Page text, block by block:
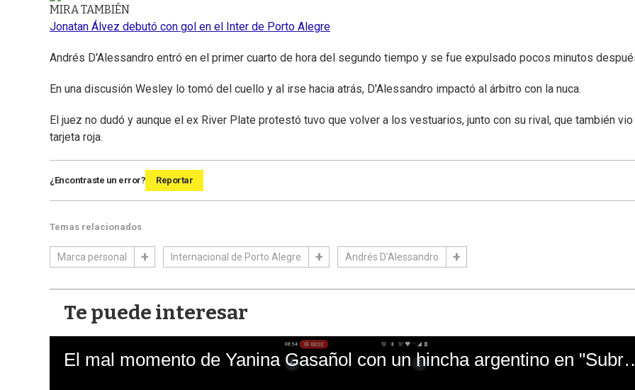
MIRA TAMBIÉN
Jonatan Álvez debutó con gol en el Inter de Porto Alegre
Andrés D'Alessandro entró en el primer cuarto de hora del segundo tiempo y se fue expulsado pocos minutos
En una discusión Wesley lo tomó del cuello y al irse hacia atrás, D'Alessandro impactó al árbitro con la nuca.
El juez no dudó y aunque el ex River Plate protestó tuvo que volver a los vestuarios, junto con su rival, que también vio
tarjeta roja.
¿Encontraste un error? Reportar
Temas relacionados
Marca personal Internacional de Porto Alegre Andrés D'Alessandro
Te puede interesar
El mal momento de